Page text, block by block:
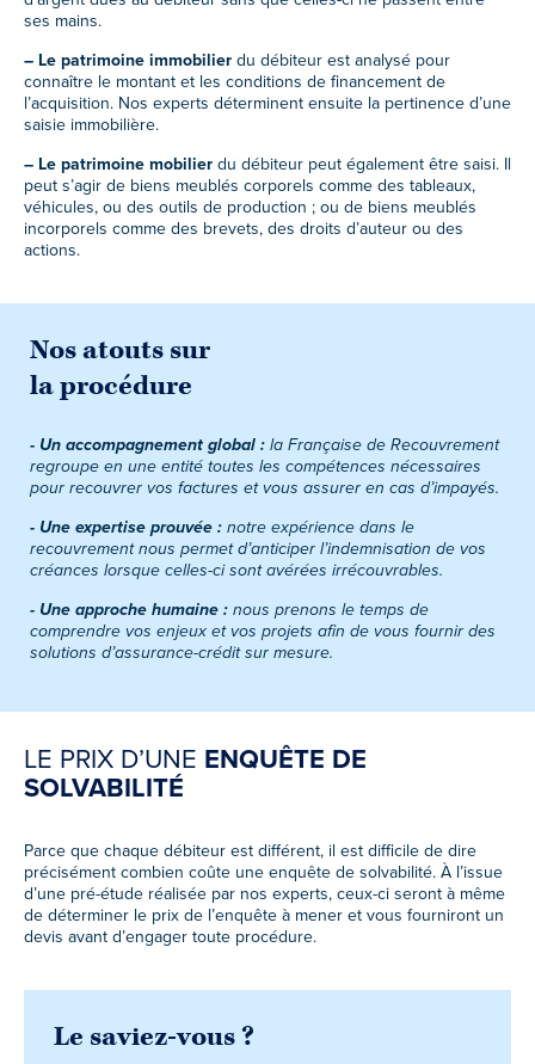
ses mains.
– Le patrimoine immobilier du débiteur est analysé pour
connaître le montant et les conditions de financement de
l’acquisition. Nos experts déterminent ensuite la pertinence d’une
saisie immobilière.
– Le patrimoine mobilier du débiteur peut également être saisi. Il
peut s’agir de biens meublés corporels comme des tableaux,
véhicules, ou des outils de production ; ou de biens meublés
incorporels comme des brevets, des droits d’auteur ou des
actions.
Nos atouts sur
la procédure
- Un accompagnement global : la Française de Recouvrement
regroupe en une entité toutes les compétences nécessaires
pour recouvrer vos factures et vous assurer en cas d’impayés.
- Une expertise prouvée : notre expérience dans le
recouvrement nous permet d’anticiper l’indemnisation de vos
créances lorsque celles-ci sont avérées irrécouvrables.
- Une approche humaine : nous prenons le temps de
comprendre vos enjeux et vos projets afin de vous fournir des
solutions d’assurance-crédit sur mesure.
LE PRIX D’UNE ENQUÊTE DE
SOLVABILITÉ
Parce que chaque débiteur est différent, il est difficile de dire
précisément combien coûte une enquête de solvabilité. À l’issue
d’une pré-étude réalisée par nos experts, ceux-ci seront à même
de déterminer le prix de l’enquête à mener et vous fourniront un
devis avant d’engager toute procédure.
Le saviez-vous ?